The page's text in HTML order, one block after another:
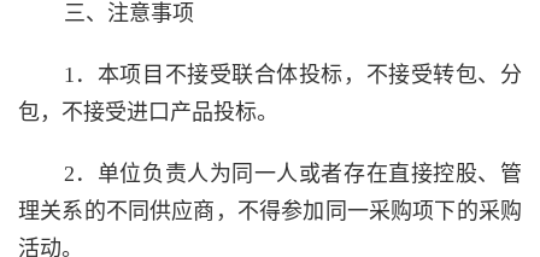
三、注意事项
1．本项目不接受联合体投标，不接受转包、分
包，不接受进口产品投标。
2．单位负责人为同一人或者存在直接控股、管
理关系的不同供应商，不得参加同一采购项下的采购
活动。